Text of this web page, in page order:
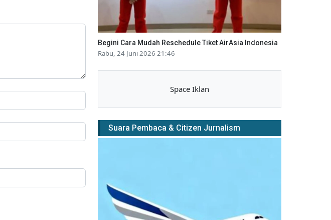
Begini Cara Mudah Reschedule Tiket AirAsia Indonesia
Rabu, 24 Juni 2026 21:46
Space Iklan
Suara Pembaca & Citizen Jurnalism